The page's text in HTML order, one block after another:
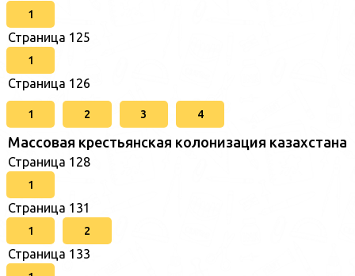
1
Страница 125
1
Страница 126
1 2 3 4
Массовая крестьянская колонизация казахстана
Страница 128
1
Страница 131
1 2
Страница 133